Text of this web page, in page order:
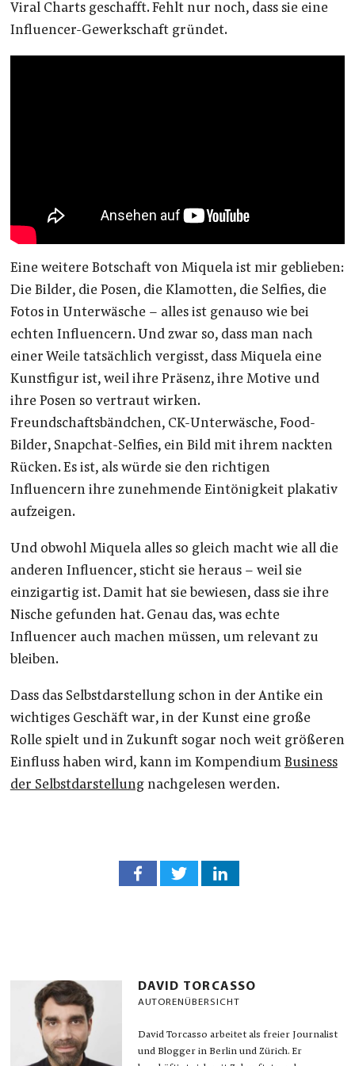
Viral Charts geschafft. Fehlt nur noch, dass sie eine
Influencer-Gewerkschaft gründet.
Eine weitere Botschaft von Miquela ist mir geblieben:
Die Bilder, die Posen, die Klamotten, die Selfies, die
Fotos in Unterwäsche – alles ist genauso wie bei
echten Influencern. Und zwar so, dass man nach
einer Weile tatsächlich vergisst, dass Miquela eine
Kunstfigur ist, weil ihre Präsenz, ihre Motive und
ihre Posen so vertraut wirken.
Freundschaftsbändchen, CK-Unterwäsche, Food-
Bilder, Snapchat-Selfies, ein Bild mit ihrem nackten
Rücken. Es ist, als würde sie den richtigen
Influencern ihre zunehmende Eintönigkeit plakativ
aufzeigen.
Und obwohl Miquela alles so gleich macht wie all die
anderen Influencer, sticht sie heraus – weil sie
einzigartig ist. Damit hat sie bewiesen, dass sie ihre
Nische gefunden hat. Genau das, was echte
Influencer auch machen müssen, um relevant zu
bleiben.
Dass das Selbstdarstellung schon in der Antike ein
wichtiges Geschäft war, in der Kunst eine große
Rolle spielt und in Zukunft sogar noch weit größeren
Einfluss haben wird, kann im Kompendium Business
der Selbstdarstellungnachgelesen werden.
DAVID TORCASSO
AUTORENÜBERSICHT
David Torcasso arbeitet als freier Journalist
und Blogger in Berlin und Zürich. Er